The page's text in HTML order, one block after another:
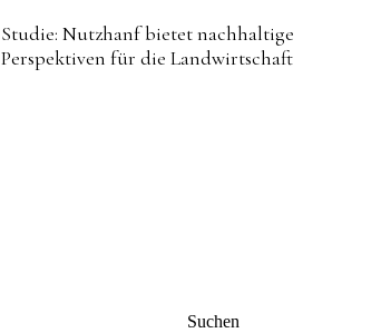
Studie: Nutzhanf bietet nachhaltige
Perspektiven für die Landwirtschaft
Suchen